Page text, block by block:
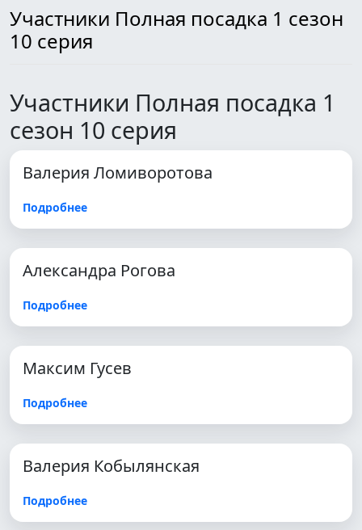
Участники Полная посадка 1 сезон
10 серия
Участники Полная посадка 1
сезон 10 серия
Валерия Ломиворотова
Подробнее
Александра Рогова
Подробнее
Максим Гусев
Подробнее
Валерия Кобылянская
Подробнее